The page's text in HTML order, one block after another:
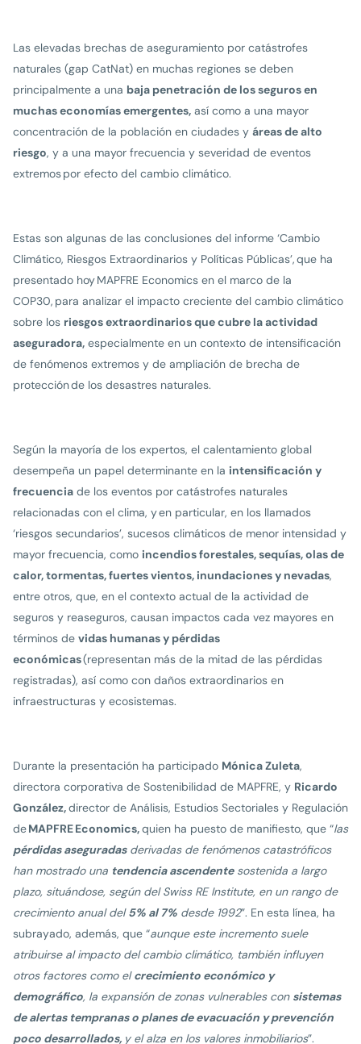
Las elevadas brechas de aseguramiento por catástrofes
naturales (gap CatNat) en muchas regiones se deben
principalmente a una baja penetración de los seguros en
muchas economías emergentes, así como a una mayor
concentración de la población en ciudades y áreas de alto
riesgo, y a una mayor frecuencia y severidad de eventos
extremos por efecto del cambio climático.
Estas son algunas de las conclusiones del informe ‘Cambio
Climático, Riesgos Extraordinarios y Políticas Públicas’, que ha
presentado hoy MAPFRE Economics en el marco de la
COP30, para analizar el impacto creciente del cambio climático
sobre los riesgos extraordinarios que cubre la actividad
aseguradora, especialmente en un contexto de intensificación
de fenómenos extremos y de ampliación de brecha de
protección de los desastres naturales.
Según la mayoría de los expertos, el calentamiento global
desempeña un papel determinante en la intensificación y
frecuencia de los eventos por catástrofes naturales
relacionadas con el clima, y en particular, en los llamados
‘riesgos secundarios’, sucesos climáticos de menor intensidad y
mayor frecuencia, como incendios forestales, sequías, olas de
calor, tormentas, fuertes vientos, inundaciones y nevadas,
entre otros, que, en el contexto actual de la actividad de
seguros y reaseguros, causan impactos cada vez mayores en
términos de vidas humanas y pérdidas
económicas(representan más de la mitad de las pérdidas
registradas), así como con daños extraordinarios en
infraestructuras y ecosistemas.
Durante la presentación ha participado Mónica Zuleta,
directora corporativa de Sostenibilidad de MAPFRE, y Ricardo
González,director de Análisis, Estudios Sectoriales y Regulación
deMAPFREEconomics,quien ha puesto de manifiesto, que “las
pérdidas aseguradasderivadas de fenómenos catastróficos
han mostrado una tendencia ascendentesostenida a largo
plazo, situándose, según del Swiss RE Institute, en un rango de
crecimiento anual del5% al 7% desde 1992”. En esta línea, ha
subrayado, además, que “aunque este incremento suele
atribuirse al impacto del cambio climático, también influyen
otros factores como elcrecimiento económico y
demográfico, la expansión de zonas vulnerables con sistemas
de alertas tempranas o planes de evacuación y prevención
poco desarrollados, y el alza en los valores inmobiliarios”.